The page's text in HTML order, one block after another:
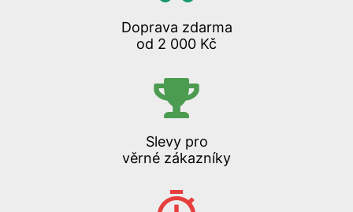
Doprava zdarma
od 2 000 Kč
Slevy pro
věrné zákazníky